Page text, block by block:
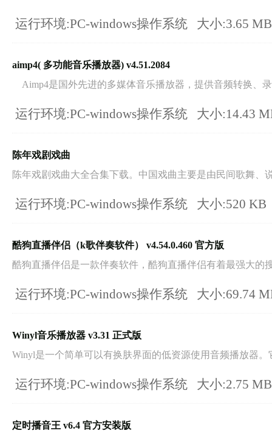
运行环境:PC-windows操作系统 大小:3.65
aimp4( 多功能音乐播放器) v4.51.2084
Aimp4是国外先进的多媒体音乐播放器，提供音频转换、
运行环境:PC-windows操作系统 大小:14.43
陈年戏剧戏曲
陈年戏剧戏曲大全合集下载。中国戏曲主要是由民间歌舞、
运行环境:PC-windows操作系统 大小:520 KB
酷狗直播伴侣（k歌伴奏软件） v4.54.0.460 官方版
酷狗直播伴侣是一款伴奏软件，酷狗直播伴侣有着最强大的
运行环境:PC-windows操作系统 大小:69.74
Winyl音乐播放器 v3.31 正式版
Winyl是一个简单可以有换肤界面的低资源使用音频播放器。
运行环境:PC-windows操作系统 大小:2.75
定时播音王 v6.4 官方安装版